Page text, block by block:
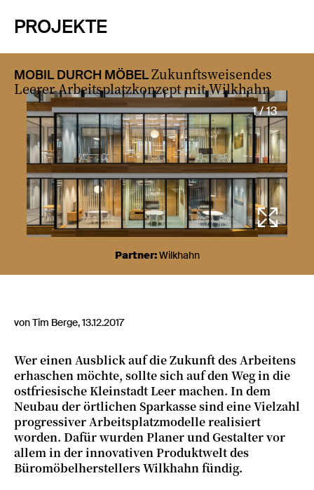
PROJEKTE
MOBIL DURCH MÖBELZukunftsweisendes
Leerer Arbeitsplatzkonzept mit Wilkhahn
1 / 13
Partner:Wilkhahn
von Tim Berge, 13.12.2017
Wer einen Ausblick auf die Zukunft des Arbeitens
erhaschen möchte, sollte sich auf den Weg in die
ostfriesische Kleinstadt Leer machen. In dem
Neubau der örtlichen Sparkasse sind eine Vielzahl
progressiver Arbeitsplatzmodelle realisiert
worden. Dafür wurden Planer und Gestalter vor
allem in der innovativen Produktwelt des
Büromöbelherstellers Wilkhahn fündig.